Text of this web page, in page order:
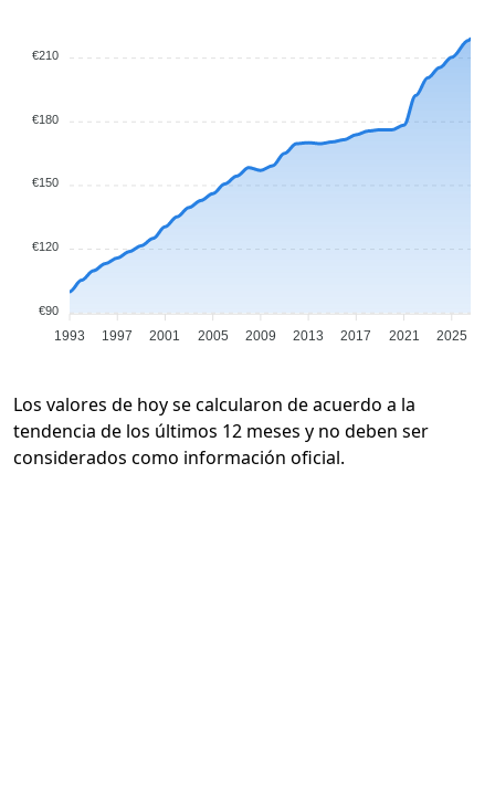
€210
€180
€150
€120
€90
1993 1997 2001 2005 2009 2013 2017 2021 2025
Los valores de hoy se calcularon de acuerdo a la
tendencia de los últimos 12 meses y no deben ser
considerados como información oficial.